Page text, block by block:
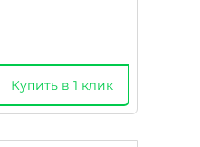
Купить в 1 клик